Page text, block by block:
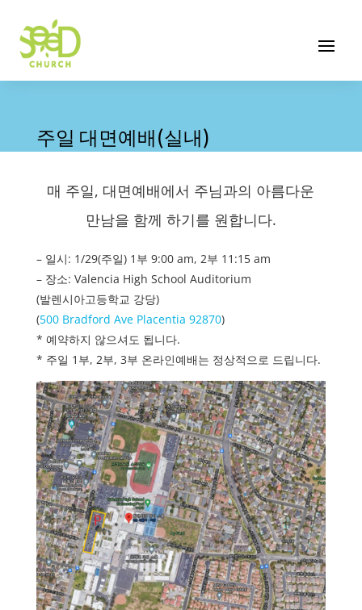
주일 대면예배(실내)
매 주일, 대면예배에서 주님과의 아름다운
만남을 함께 하기를 원합니다.
– 일시: 1/29(주일) 1부 9:00 am, 2부 11:15 am
– 장소: Valencia High School Auditorium
(발렌시아고등학교 강당)
(500 Bradford Ave Placentia 92870)
* 예약하지 않으셔도 됩니다.
* 주일 1부, 2부, 3부 온라인예배는 정상적으로 드립니다.